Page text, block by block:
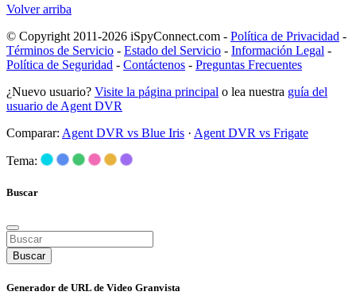
Volver arriba
© Copyright 2011-2026 iSpyConnect.com - Política de Privacidad -
Términos de Servicio - Estado del Servicio - Información Legal -
Política de Seguridad - Contáctenos - Preguntas Frecuentes
¿Nuevo usuario? Visite la página principal o lea nuestra guía del
usuario de Agent DVR
Comparar: Agent DVR vs Blue Iris · Agent DVR vs Frigate
Tema:
Buscar
Buscar
Generador de URL de Video Granvista